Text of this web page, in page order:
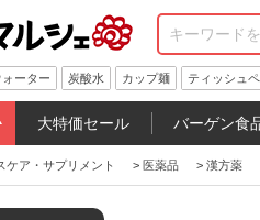
ォーター 炭酸水 カップ麺 ティッシュ
大特価セール バーゲン食
ケア・サプリメント > 医薬品 > 漢方薬